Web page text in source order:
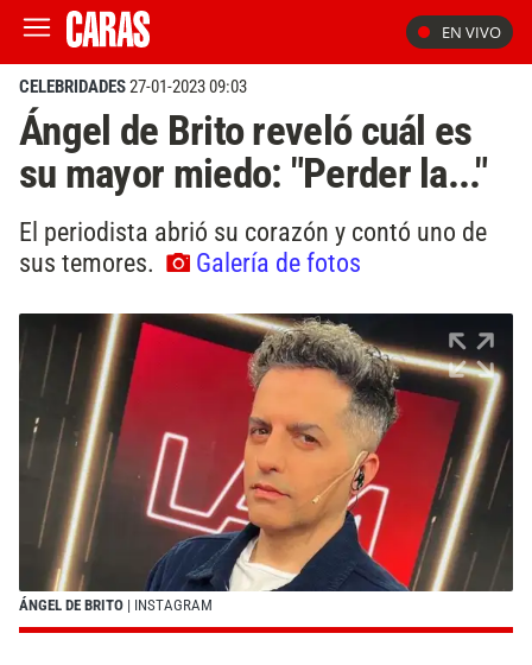
EN VIVO
CELEBRIDADES27-01-2023 09:03
Ángel de Brito reveló cuál es
su mayor miedo: "Perder la..."
El periodista abrió su corazón y contó uno de
sus temores.
Galería de fotos
ÁNGEL DE BRITO | INSTAGRAM